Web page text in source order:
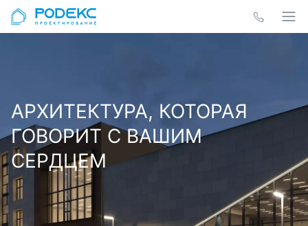
АРХИТЕКТУРА, КОТОРАЯ
ГОВОРИТ С ВАШИМ
СЕРДЦЕМ